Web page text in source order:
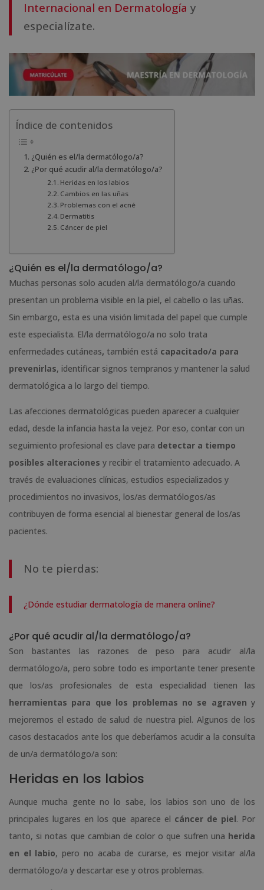
Internacional en Dermatología y
especialízate.
Índice de contenidos
¿Quién es el/la dermatólogo/a?
¿Por qué acudir al/la dermatólogo/a?
Heridas en los labios
Cambios en las uñas
Problemas con el acné
Dermatitis
Cáncer de piel
¿Quién es el/la dermatólogo/a?
Muchas personas solo acuden al/la dermatólogo/a cuando
presentan un problema visible en la piel, el cabello o las uñas.
Sin embargo, esta es una visión limitada del papel que cumple
este especialista. El/la dermatólogo/a no solo trata
enfermedades cutáneas, también está capacitado/a para
prevenirlas, identificar signos tempranos y mantener la salud
dermatológica a lo largo del tiempo.
Las afecciones dermatológicas pueden aparecer a cualquier
edad, desde la infancia hasta la vejez. Por eso, contar con un
seguimiento profesional es clave para detectar a tiempo
posibles alteraciones y recibir el tratamiento adecuado. A
través de evaluaciones clínicas, estudios especializados y
procedimientos no invasivos, los/as dermatólogos/as
contribuyen de forma esencial al bienestar general de los/as
pacientes.
No te pierdas:
¿Dónde estudiar dermatología de manera online?
¿Por qué acudir al/la dermatólogo/a?
Son bastantes las razones de peso para acudir al/la
dermatólogo/a, pero sobre todo es importante tener presente
que los/as profesionales de esta especialidad tienen las
herramientas para que los problemas no se agraven y
mejoremos el estado de salud de nuestra piel. Algunos de los
casos destacados ante los que deberíamos acudir a la consulta
de un/a dermatólogo/a son:
Heridas en los labios
Aunque mucha gente no lo sabe, los labios son uno de los
principales lugares en los que aparece el cáncer de piel. Por
tanto, si notas que cambian de color o que sufren una herida
en el labio, pero no acaba de curarse, es mejor visitar al/la
dermatólogo/a y descartar ese y otros problemas.